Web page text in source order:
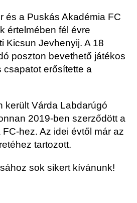
és a Puskás Akadémia FC
értelmében fél évre
Kicsun Jevhenyij. A 18
poszton bevethető játékos
csapatot erősítette a
került Várda Labdarúgó
2019-ben szerződött a
hez. Az idei évtől már az
tartozott.
sok sikert kívánunk!